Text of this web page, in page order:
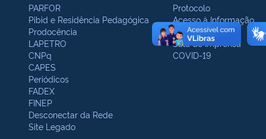
PARFOR
Pibid e Residência Pedagógica
Prodocência
LAPETRO
CNPq
CAPES
Periódicos
FADEX
FINEP
Desconectar da Rede
Site Legado
Protocolo
Acesso à Informação
Ouvidoria
Sala de Imprensa
COVID-19